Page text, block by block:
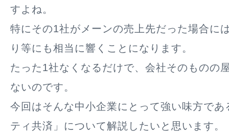
すよね。
特にその1社がメーンの売上先だった場合に
り等にも相当に響くことになります。
たった1社なくなるだけで、会社そのものの
ないのです。
今回はそんな中小企業にとって強い味方であ
ティ共済」について解説したいと思います。